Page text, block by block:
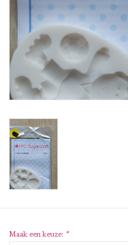
Stempelaccesoires
Papier (blokjes) &
Embellishments
Embellishment/bedeltjes
Mixed Media
Diversen
Embossingpoeders
Maak een keuze: *